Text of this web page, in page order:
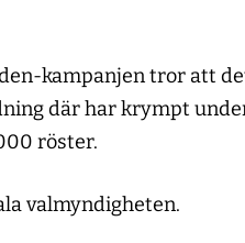
kampanjen tror att
där har krympt
röster.
valmyndigheten.